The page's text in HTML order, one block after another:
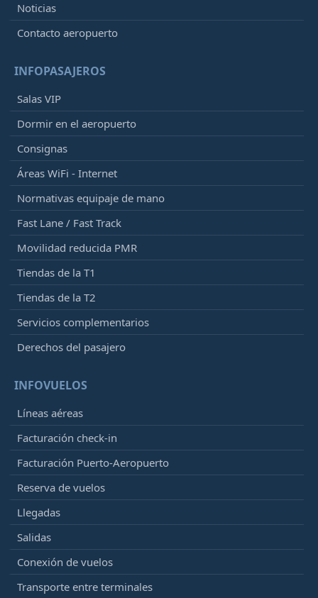
Noticias
Contacto aeropuerto
INFOPASAJEROS
Salas VIP
Dormir en el aeropuerto
Consignas
Áreas WiFi - Internet
Normativas equipaje de mano
Fast Lane / Fast Track
Movilidad reducida PMR
Tiendas de la T1
Tiendas de la T2
Servicios complementarios
Derechos del pasajero
INFOVUELOS
Líneas aéreas
Facturación check-in
Facturación Puerto-Aeropuerto
Reserva de vuelos
Llegadas
Salidas
Conexión de vuelos
Transporte entre terminales